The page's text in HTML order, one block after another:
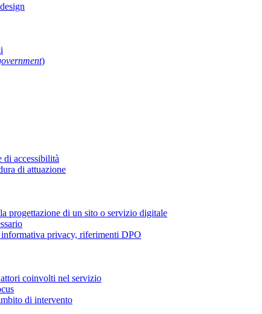
)
di accessibilità
di attuazione
progettazione di un sito o servizio digitale
privacy, riferimenti DPO
coinvolti nel servizio
di intervento